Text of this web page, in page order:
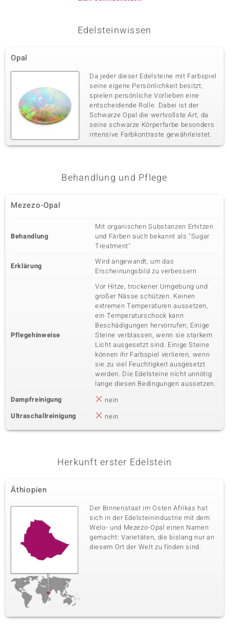
Mezezo-Opal
Karatgewicht Summe Schliff
Rundschliff
Fassung
Krappenfassung
Herkunft
Äthiopien
Vierter Edelstein
Karatgewicht Summe Schliff
Rundschliff
Zargenfassung
Edelsteinwissen
Opal
Da jeder dieser Edelsteine mit Farbspiel
seine eigene Persönlichkeit besitzt,
spielen persönliche Vorlieben eine
entscheidende Rolle. Dabei ist der
Schwarze Opal die wertvollste Art, da
seine schwarze Körperfarbe besonders
intensive Farbkontraste gewährleistet.
Behandlung und Pflege
Mezezo-Opal
Behandlung
Mit organischen Substanzen Erhitzen
und Färben auch bekannt als "Sugar
Treatment"
Erklärung
Wird angewandt, um das
Erscheinungsbild zu verbessern
Pflegehinweise
Vor Hitze, trockener Umgebung und
großer Nässe schützen. Keinen
extremen Temperaturen aussetzen,
ein Temperaturschock kann
Beschädigungen hervorrufen; Einige
Steine verblassen, wenn sie starkem
Licht ausgesetzt sind. Einige Steine
können ihr Farbspiel verlieren, wenn
sie zu viel Feuchtigkeit ausgesetzt
werden. Die Edelsteine nicht unnötig
lange diesen Bedingungen aussetzen.
Dampfreinigung
nein
Ultraschallreinigung
nein
Herkunft erster Edelstein
Äthiopien
Der Binnenstaat im Osten Afrikas hat
sich in der Edelsteinindustrie mit dem
Welo- und Mezezo-Opal einen Namen
gemacht: Varietäten, die bislang nur an
diesem Ort der Welt zu finden sind.